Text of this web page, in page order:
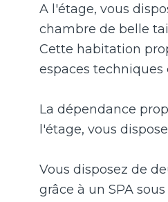
A l'étage, vous
chambre de belle
Cette habitation
espaces techniques
La dépendance
l'étage, vous
Vous disposez de
grâce à un SPA